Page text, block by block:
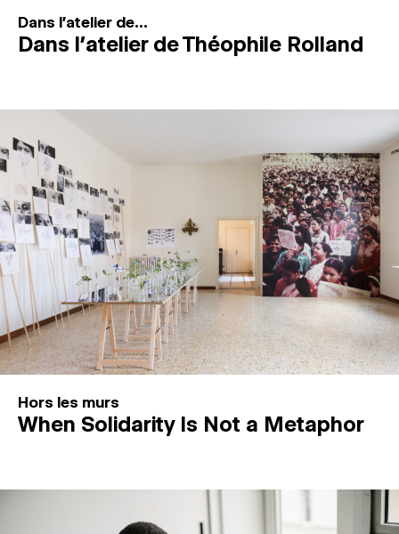
Dans l'atelier de...
Dans l’atelier de Théophile Rolland
Hors les murs
When Solidarity Is Not a Metaphor